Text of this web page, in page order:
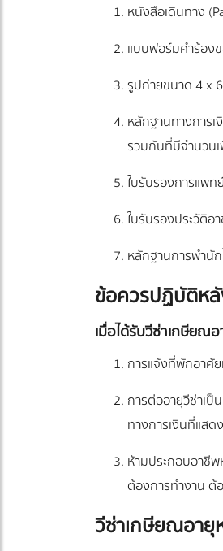
หนังสือเดินทาง
แบบฟอร์มคำร้อง
รูปถ่ายขนาด 4 x
หลักฐานทางการ
รวมกันที่มีจำนวน
ใบรับรองการแพ
ใบรับรองประวัติ
หลักฐานการพำนั
ข้อควรปฏิบัติห
เมื่อได้รับวีซ่าเกษียณ
การแจ้งที่พักอาศั
การต่ออายุวีซ่าเ
ทางการเงินที่แส
ห้ามประกอบอาชี
ต้องการทำงาน ต้
วีซ่าเกษียณอายุ